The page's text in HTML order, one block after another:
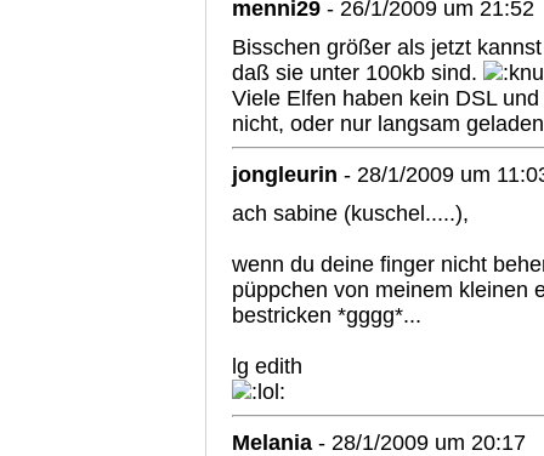
menni29 - 26/1/2009 um 21:52
Bisschen größer als jetzt
daß sie unter 100kb sind.
Viele Elfen haben kein DSL
nicht, oder nur langsam
jongleurin - 28/1/2009 um
ach sabine (kuschel.....),
wenn du deine finger nicht
püppchen von meinem kleinen
bestricken *gggg*...
lg edith
Melania - 28/1/2009 um 20:17